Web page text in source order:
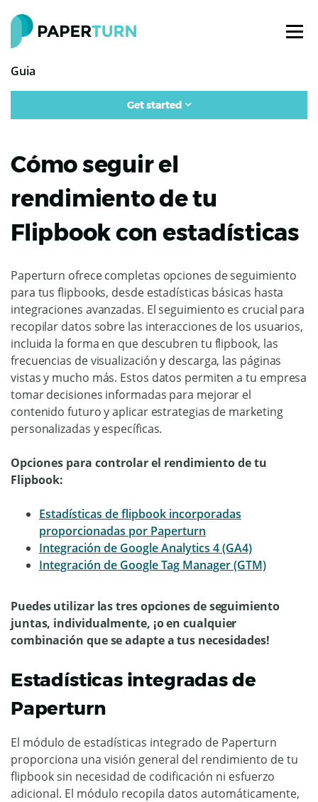
Guia
Get started
Cómo seguir el
rendimiento de tu
Flipbook con estadísticas
Paperturn ofrece completas opciones de seguimiento
para tus flipbooks, desde estadísticas básicas hasta
integraciones avanzadas. El seguimiento es crucial para
recopilar datos sobre las interacciones de los usuarios,
incluida la forma en que descubren tu flipbook, las
frecuencias de visualización y descarga, las páginas
vistas y mucho más. Estos datos permiten a tu empresa
tomar decisiones informadas para mejorar el
contenido futuro y aplicar estrategias de marketing
personalizadas y específicas.
Opciones para controlar el rendimiento de tu
Flipbook:
Estadísticas de flipbook incorporadas
proporcionadas por Paperturn
Integración de Google Analytics 4 (GA4)
Integración de Google Tag Manager (GTM)
Puedes utilizar las tres opciones de seguimiento
juntas, individualmente, ¡o en cualquier
combinación que se adapte a tus necesidades!
Estadísticas integradas de
Paperturn
El módulo de estadísticas integrado de Paperturn
proporciona una visión general del rendimiento de tu
flipbook sin necesidad de codificación ni esfuerzo
adicional. El módulo recopila datos automáticamente,